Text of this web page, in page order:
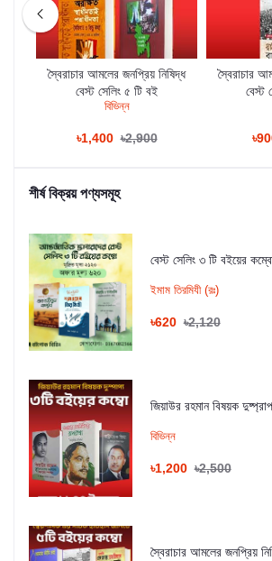
স্বৈরাচার আমলের জনপ্রিয় নিষিদ্ধ
বেস্ট সেলিং ৫ টি বই
বিভিন্ন
৳1,400 ৳2,900
স্বৈরাচার
বেস্ট
শীর্ষ বিক্রয় পণ্যসমূহ
বেস্ট সেলিং ৩ টি বইয়ের
ইমাম তিরমিযী (রঃ)
৳620 ৳2,120
জিয়াউর রহমান বিষয়ক
বিভিন্ন
৳1,200 ৳2,500
স্বৈরাচার আমলের জনপ্রিয়